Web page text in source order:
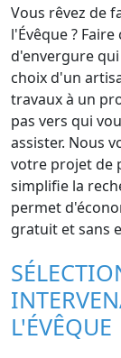
Vous rêvez de
l'Évêque ?
d'envergure
choix d'un
travaux à un
pas vers qui
assister. Nous
votre projet de
simplifie la
permet
gratuit et sans
L'ÉVÊQUE